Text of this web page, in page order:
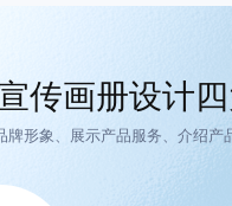
传画册设计
牌形象、展示产品服务、介绍产